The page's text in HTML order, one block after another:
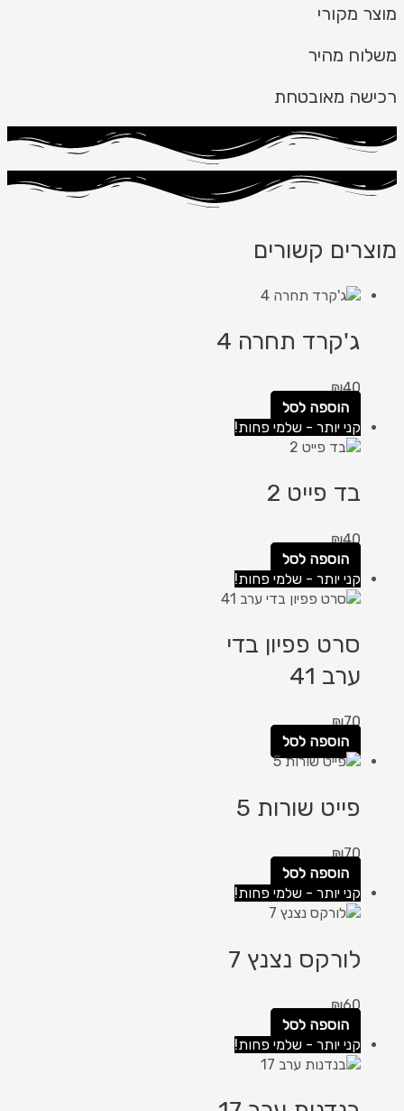
מוצר מקורי
משלוח מהיר
רכישה מאובטחת
מוצרים קשורים
ג'קרד תחרה 4
₪40
הוספה לסל
קני יותר - שלמי פחות!
בד פייט 2
₪40
הוספה לסל
קני יותר - שלמי פחות!
סרט פפיון בדי
ערב 41
₪70
הוספה לסל
פייט שורות 5
₪70
הוספה לסל
קני יותר - שלמי פחות!
לורקס נצנץ 7
₪60
הוספה לסל
קני יותר - שלמי פחות!